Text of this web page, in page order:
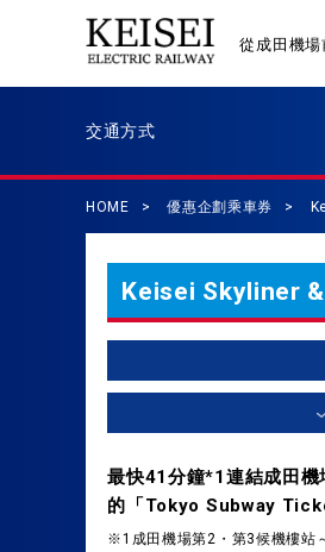
從成田機
交通方式
HOME 優惠企劃乘車券
Keisei Skyliner
最快41分鐘*1連結成田
的「Tokyo Subway
※1成田機場第2・第3候機樓站